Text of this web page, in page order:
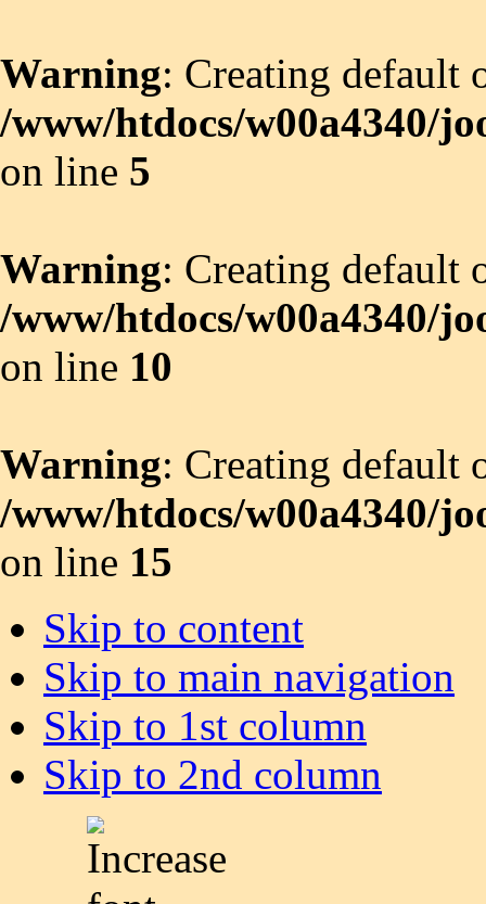
Warning: Creating default
/www/htdocs/w00a4340/
on line 5
Warning: Creating default
/www/htdocs/w00a4340/
on line 10
Warning: Creating default
/www/htdocs/w00a4340/
on line 15
Skip to content
Skip to main navigation
Skip to 1st column
Skip to 2nd column